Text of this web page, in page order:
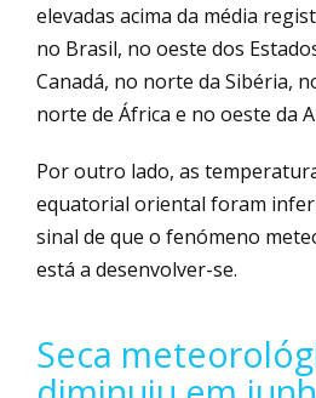
elevadas acima da média
no Brasil, no oeste dos
Canadá, no norte da Sibéria,
norte de África e no oeste da
Por outro lado, as
equatorial oriental foram
sinal de que o fenómeno
está a desenvolver-se.
Seca